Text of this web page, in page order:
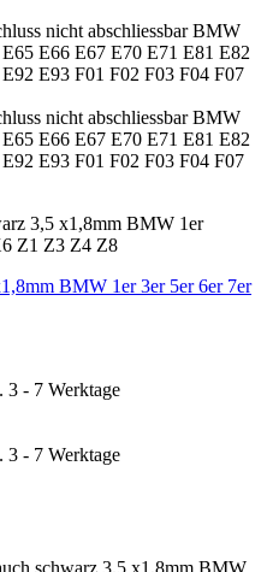
BMW 1er 3er 5er 6er 7er
3 - 7 Werktage
3 - 7 Werktage